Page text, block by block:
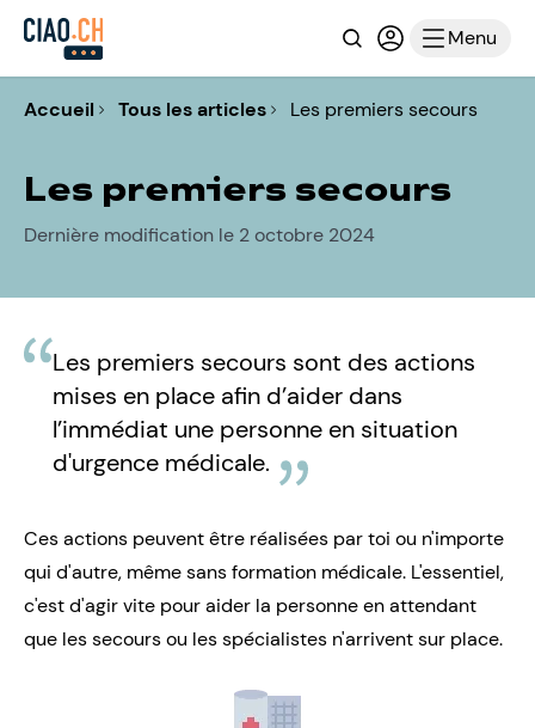
RechercheConnexion
Menu
Accueil Tous les articles Les premiers secours
Les premiers secours
Dernière modification le 2 octobre 2024
Les premiers secours sont des actions
mises en place afin d’aider dans
l’immédiat une personne en situation
d'urgence médicale.
Ces actions peuvent être réalisées par toi ou n'importe
qui d'autre, même sans formation médicale. L'essentiel,
c'est d'agir vite pour aider la personne en attendant
que les secours ou les spécialistes n'arrivent sur place.